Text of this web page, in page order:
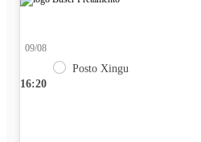
16:20
09/08
Posto Xingu